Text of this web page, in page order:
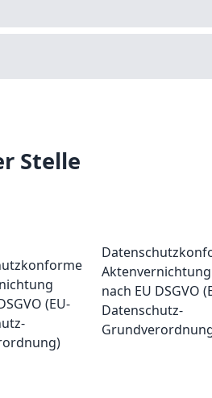
Stelle
Aktenvernichtung
nach EU DSGVO
Datenschutz-